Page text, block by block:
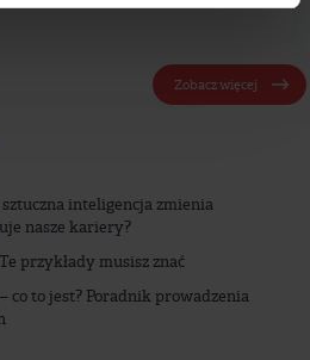
Zobacz więcej
inteligencja zmienia
nasze kariery?
przykłady musisz znać
to jest? Poradnik prowadzenia